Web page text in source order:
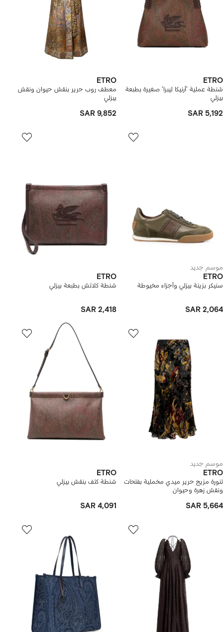
ETRO
شنطة عملية 'أرنيكا ليبرا' صغيرة بطبعة
بيزلي
SAR 5,192
ETRO
معطف روب حرير بنقش حيوان ونقش
بيزلي
SAR 9,852
موسم جديد
ETRO
سنيكر بزينة بيزلي وأجزاء مخيوطة
SAR 2,064
ETRO
شنطة كلاتش بطبعة بيزلي
SAR 2,418
موسم جديد
ETRO
تنورة مزيج حرير ميدي مخملية بفتحات
ونقش زهرة وحيوان
SAR 5,664
ETRO
شنطة كتف بنقش بيزلي
SAR 4,091